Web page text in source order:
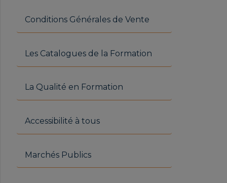
Conditions Générales de Vente
Les Catalogues de la Formation
La Qualité en Formation
Accessibilité à tous
Marchés Publics